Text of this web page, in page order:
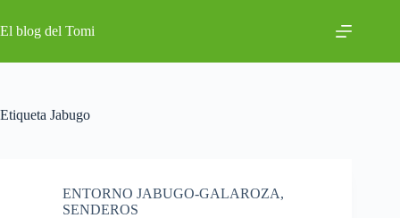
al
contenido
El blog del Tomi
Etiqueta Jabugo
ENTORNO JABUGO-GALAROZA,
SENDEROS